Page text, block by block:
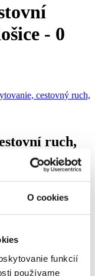
O cookies
funkcií
používame
- 0
cestovný ruch,
ruch,
Košice a okolie -
v odbore
Košice za srpen